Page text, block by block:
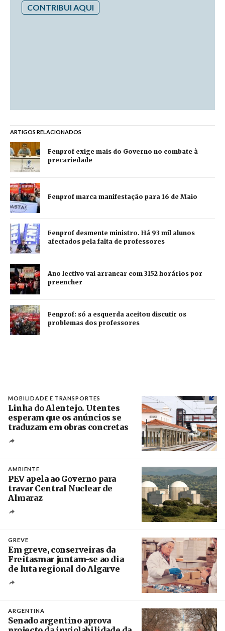
CONTRIBUI AQUI
ARTIGOS RELACIONADOS
Fenprof exige mais do Governo no combate à
precariedade
Fenprof marca manifestação para 16 de Maio
Fenprof desmente ministro. Há 93 mil alunos
afectados pela falta de professores
Ano lectivo vai arrancar com 3152 horários por
preencher
Fenprof: só a esquerda aceitou discutir os
problemas dos professores
MOBILIDADE E TRANSPORTES
Linha do Alentejo. Utentes
esperam que os anúncios se
traduzam em obras concretas
AMBIENTE
PEV apela ao Governo para
travar Central Nuclear de
Almaraz
GREVE
Em greve, conserveiras da
Freitasmar juntam-se ao dia
de luta regional do Algarve
ARGENTINA
Senado argentino aprova